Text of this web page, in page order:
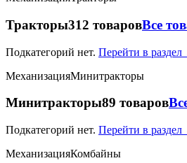
Тракторы312 товаровВсе
Подкатегорий нет. Перейти в
МеханизацияМинитракторы
Минитракторы89 товаров
Подкатегорий нет. Перейти в
МеханизацияКомбайны